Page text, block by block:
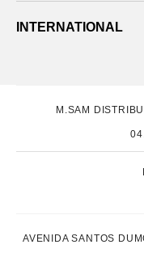
INTERNATIONAL
M.SAM
AVENIDA SANTOS